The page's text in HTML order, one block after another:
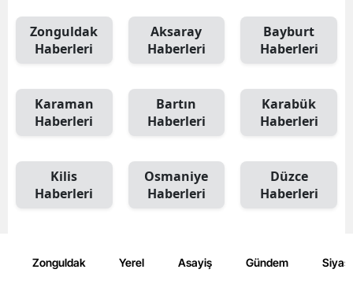
Zonguldak
Haberleri
Aksaray
Haberleri
Bayburt
Haberleri
Karaman
Haberleri
Bartın
Haberleri
Karabük
Haberleri
Kilis
Haberleri
Osmaniye
Haberleri
Düzce
Haberleri
Zonguldak Yerel Asayiş Gündem